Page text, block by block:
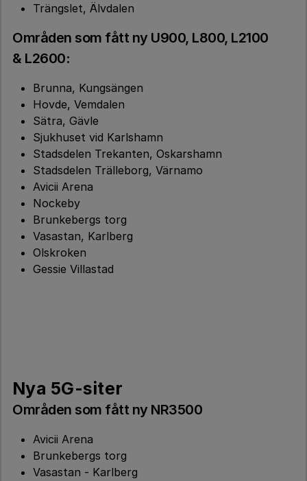
Trängslet, Älvdalen
Områden som fått ny U900, L800, L2100
& L2600:
Brunna, Kungsängen
Hovde, Vemdalen
Sätra, Gävle
Sjukhuset vid Karlshamn
Stadsdelen Trekanten, Oskarshamn
Stadsdelen Trälleborg, Värnamo
Avicii Arena
Nockeby
Brunkebergs torg
Vasastan, Karlberg
Olskroken
Gessie Villastad
Nya 5G-siter
Områden som fått ny NR3500
Avicii Arena
Brunkebergs torg
Vasastan - Karlberg